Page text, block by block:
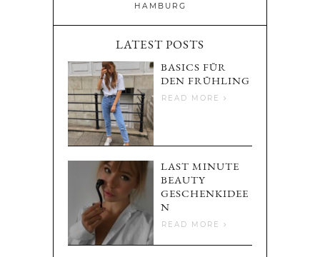
HAMBURG
LATEST POSTS
BASICS FÜR
DEN FRÜHLING
READ MORE
LAST MINUTE
BEAUTY
GESCHENKIDEE
N
READ MORE